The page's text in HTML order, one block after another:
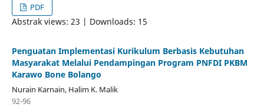
PDF
Abstrak views: 23 | Downloads: 15
Penguatan Implementasi Kurikulum Berbasis Kebutuhan
Masyarakat Melalui Pendampingan Program PNFDI PKBM
Karawo Bone Bolango
Nurain Karnain, Halim K. Malik
92-96